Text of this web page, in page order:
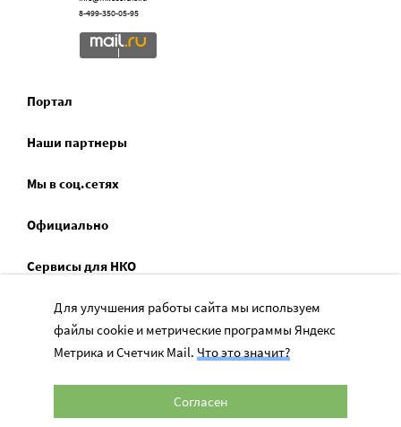
8-499-350-05-95
Портал
Наши партнеры
Мы в соц.сетях
Официально
Сервисы для НКО
Спецпроекты
Социальное служение
Для улучшения работы сайта мы используем
файлы cookie и метрические программы Яндекс
Метрика и Счетчик Mail. Что это значит?
Согласен